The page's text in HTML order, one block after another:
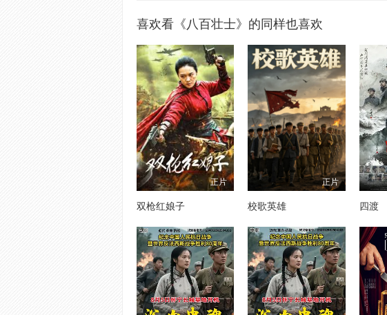
喜欢看《八百壮士》的同样也喜欢
正片
双枪红娘子
正片
校歌英雄 四渡